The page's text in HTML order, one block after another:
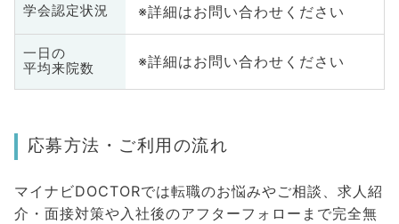
学会認定状況 ※詳細はお問い合わせください
一日の
平均来院数
※詳細はお問い合わせください
応募方法・ご利用の流れ
マイナビDOCTORでは転職のお悩みやご相談、求人紹
介・面接対策や入社後のアフターフォローまで完全無